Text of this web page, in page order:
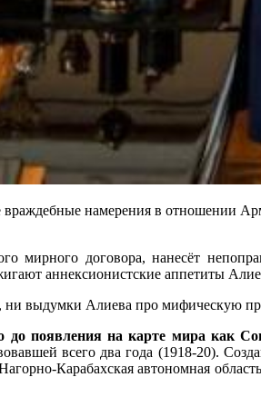
намерения в отношении
мирного договора, нанесёт
аннексионистские аппетиты
выдумки Алиева про мифическую
до появления на карте мира как
всего два года (1918-20).
Карабахская автономная